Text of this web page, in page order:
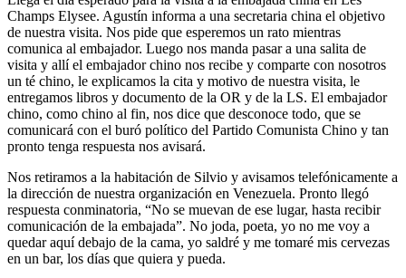
Champs Elysee. Agustín informa a una secretaria china el objetivo
de nuestra visita. Nos pide que esperemos un rato mientras
comunica al embajador. Luego nos manda pasar a una salita de
visita y allí el embajador chino nos recibe y comparte con nosotros
un té chino, le explicamos la cita y motivo de nuestra visita, le
entregamos libros y documento de la OR y de la LS. El embajador
chino, como chino al fin, nos dice que desconoce todo, que se
comunicará con el buró político del Partido Comunista Chino y tan
pronto tenga respuesta nos avisará.
Nos retiramos a la habitación de Silvio y avisamos telefónicamente a
la dirección de nuestra organización en Venezuela. Pronto llegó
respuesta conminatoria, “No se muevan de ese lugar, hasta recibir
comunicación de la embajada”. No joda, poeta, yo no me voy a
quedar aquí debajo de la cama, yo saldré y me tomaré mis cervezas
en un bar, los días que quiera y pueda.